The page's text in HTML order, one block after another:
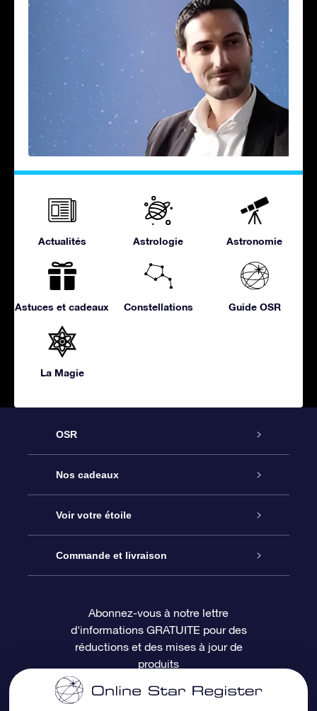
Actualités Astrologie Astronomie
Astuces et cadeaux Constellations Guide OSR
La Magie
OSR
Service
À propos de l’OSR
Nous contacter
Questions fréquemment posées
Revues
Nos cadeaux
Cadeau d’étoile en ligne
Coffret cadeau OSR
Carte cadeau OSR
Voir votre étoile
Registre des étoiles
Page d’accueil personnalisée
Commande et livraison
Informations de paiement
Informations d’expédition
Abonnez-vous à notre lettre
d'informations GRATUITE pour des
réductions et des mises à jour de
produits